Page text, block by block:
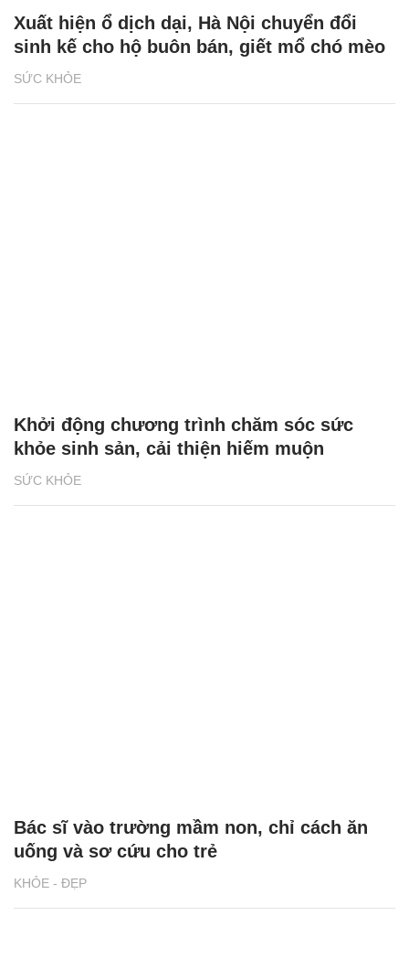
SỨC KHỎE
Xuất hiện ổ dịch dại, Hà Nội chuyển đổi
sinh kế cho hộ buôn bán, giết mổ chó mèo
SỨC KHỎE
Khởi động chương trình chăm sóc sức
khỏe sinh sản, cải thiện hiếm muộn
KHỎE - ĐẸP
Bác sĩ vào trường mầm non, chỉ cách ăn
uống và sơ cứu cho trẻ